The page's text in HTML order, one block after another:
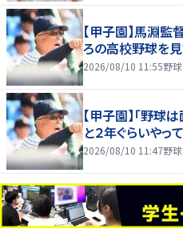
【甲子園】馬淵監
ろの高校野球を
2026/08/10 11:55野球
【甲子園】「野球
と２年ぐらいやっ
2026/08/10 11:47野球